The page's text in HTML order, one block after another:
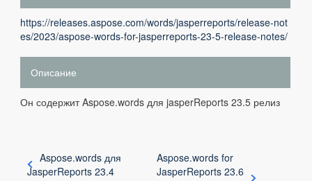
https://releases.aspose.com/words/jasperreports/release-not
es/2023/aspose-words-for-jasperreports-23-5-release-notes/
Описание
Он содержит Aspose.words для jasperReports 23.5 релиз
Aspose.words для
JasperReports 23.4
Aspose.words for
JasperReports 23.6